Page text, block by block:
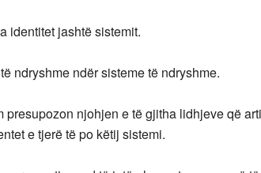
identitet jashtë sistemit.
ndryshme ndër sisteme të ndryshme.
presupozon njohjen e të gjitha lidhjeve që
e tjerë të po këtij sistemi.